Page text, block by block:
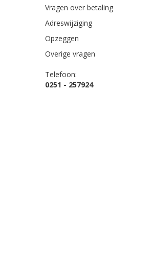
Vragen over betaling
Adreswijziging
Opzeggen
Overige vragen
Telefoon:
0251 - 257924